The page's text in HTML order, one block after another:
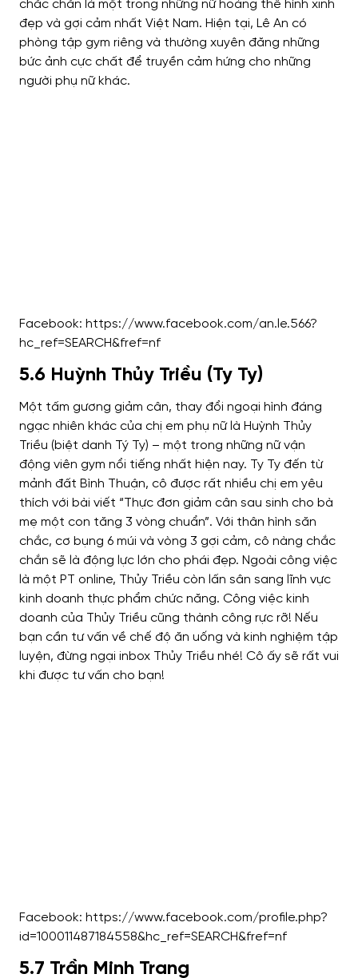
chắc chắn là một trong những nữ hoàng thể hình xinh
đẹp và gợi cảm nhất Việt Nam. Hiện tại, Lê An có
phòng tập gym riêng và thường xuyên đăng những
bức ảnh cực chất để truyền cảm hứng cho những
người phụ nữ khác.
Facebook: https://www.facebook.com/an.le.566?
hc_ref=SEARCH&fref=nf
5.6 Huỳnh Thủy Triều (Ty Ty)
Một tấm gương giảm cân, thay đổi ngoại hình đáng
ngạc nhiên khác của chị em phụ nữ là Huỳnh Thủy
Triều (biệt danh Tý Ty) – một trong những nữ vận
động viên gym nổi tiếng nhất hiện nay. Ty Ty đến từ
mảnh đất Bình Thuận, cô được rất nhiều chị em yêu
thích với bài viết “Thực đơn giảm cân sau sinh cho bà
mẹ một con tăng 3 vòng chuẩn”. Với thân hình săn
chắc, cơ bụng 6 múi và vòng 3 gợi cảm, cô nàng chắc
chắn sẽ là động lực lớn cho phái đẹp. Ngoài công việc
là một PT online, Thủy Triều còn lấn sân sang lĩnh vực
kinh doanh thực phẩm chức năng. Công việc kinh
doanh của Thủy Triều cũng thành công rực rỡ! Nếu
bạn cần tư vấn về chế độ ăn uống và kinh nghiệm tập
luyện, đừng ngại inbox Thủy Triều nhé! Cô ấy sẽ rất vui
khi được tư vấn cho bạn!
Facebook: https://www.facebook.com/profile.php?
id=100011487184558&hc_ref=SEARCH&fref=nf
5.7 Trần Minh Trang